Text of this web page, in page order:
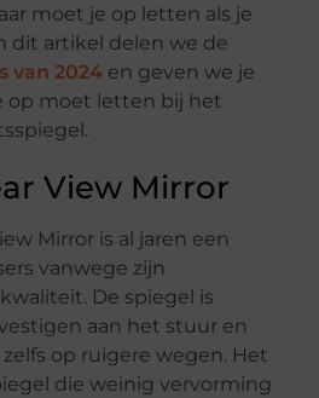
moet je op letten als je
dit artikel delen we de
van 2024en geven we je
op moet letten bij het
View Mirror
Mirror is al jaren een
vanwege zijn
De spiegel is
aan het stuur en
op ruigere wegen. Het
die weinig vervorming